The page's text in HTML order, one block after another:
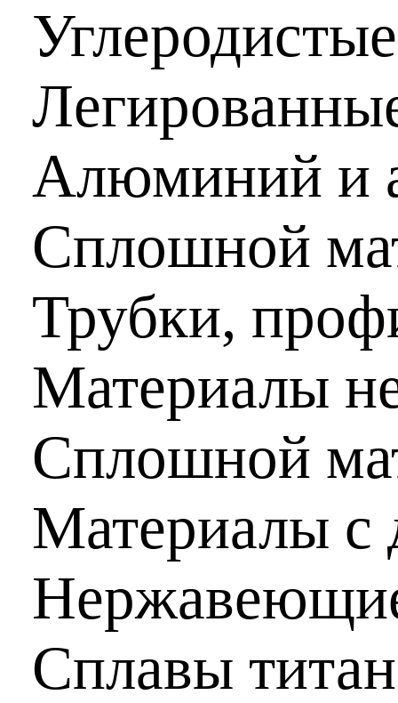
Алюминий и
Сплошной
Трубки,
Материалы
Сплошной
Материалы с
Сплавы